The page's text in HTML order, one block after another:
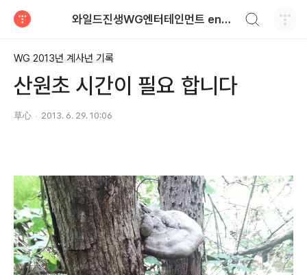
와일드진생WG엔터테인먼트 entertainment
WG 2013년 계사년 기록
산원초 시간이 필요 합니다
草心 2013. 6. 29. 10:06